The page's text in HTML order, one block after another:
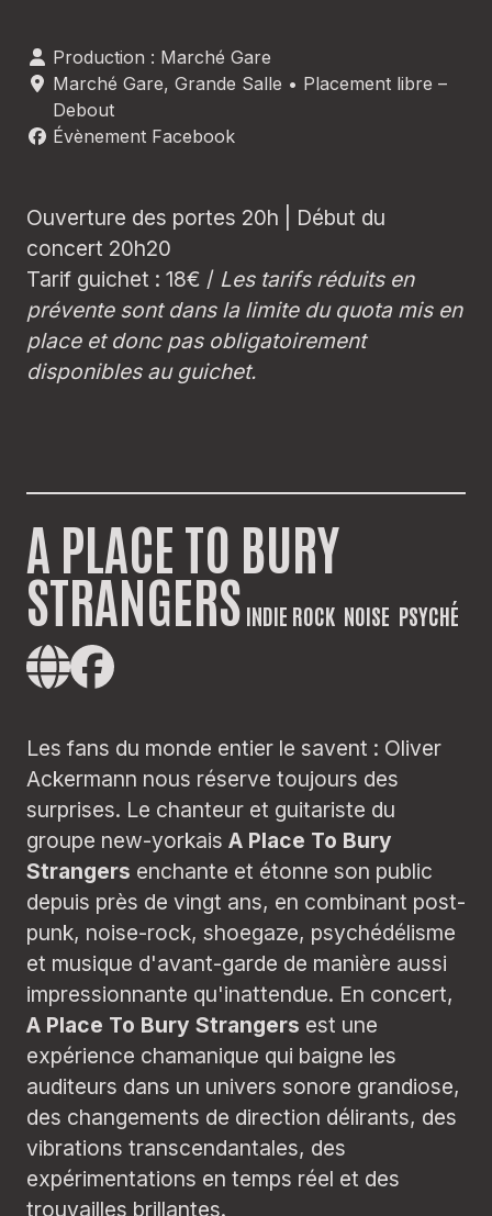
Production : Marché Gare
Marché Gare, Grande Salle • Placement libre –
Debout
Évènement Facebook
Ouverture des portes 20h | Début du
concert 20h20
Tarif guichet : 18€ / Les tarifs réduits en
prévente sont dans la limite du quota mis en
place et donc pas obligatoirement
disponibles au guichet.
A PLACE TO BURY
STRANGERS INDIE ROCK NOISE PSYCHÉ
Les fans du monde entier le savent : Oliver
Ackermann nous réserve toujours des
surprises. Le chanteur et guitariste du
groupe new-yorkais A Place To Bury
Strangers enchante et étonne son public
depuis près de vingt ans, en combinant post-
punk, noise-rock, shoegaze, psychédélisme
et musique d'avant-garde de manière aussi
impressionnante qu'inattendue. En concert,
A Place To Bury Strangers est une
expérience chamanique qui baigne les
auditeurs dans un univers sonore grandiose,
des changements de direction délirants, des
vibrations transcendantales, des
expérimentations en temps réel et des
trouvailles brillantes.